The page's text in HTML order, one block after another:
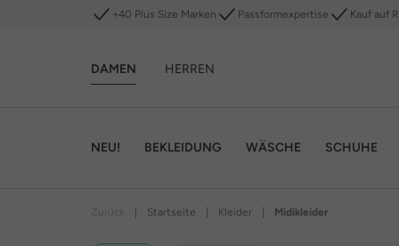
+40 Plus Size Marken Passformexpertise Kauf auf
DAMEN HERREN
NEU! BEKLEIDUNG WÄSCHE SCHUHE
Startseite Kleider Midikleider